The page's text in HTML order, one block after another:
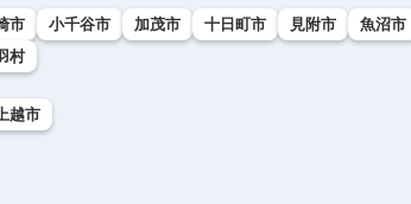
市 小千谷市 加茂市 十日町市 見附市 魚沼市
村
越市